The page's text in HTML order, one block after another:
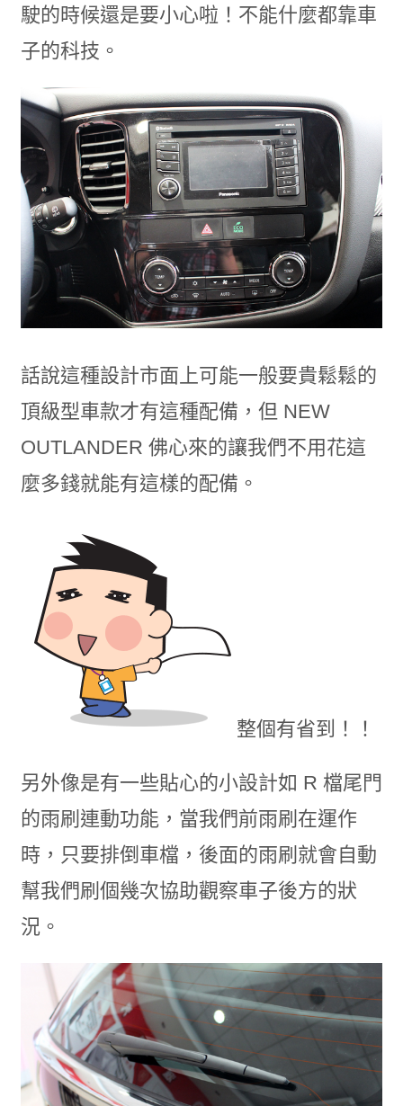
駛的時候還是要小心啦！不能什麼都靠車
子的科技。
話說這種設計市面上可能一般要貴鬆鬆的
頂級型車款才有這種配備，但 NEW
OUTLANDER 佛心來的讓我們不用花這
麼多錢就能有這樣的配備。
整個有省到！！
另外像是有一些貼心的小設計如 R 檔尾門
的雨刷連動功能，當我們前雨刷在運作
時，只要排倒車檔，後面的雨刷就會自動
幫我們刷個幾次協助觀察車子後方的狀
況。